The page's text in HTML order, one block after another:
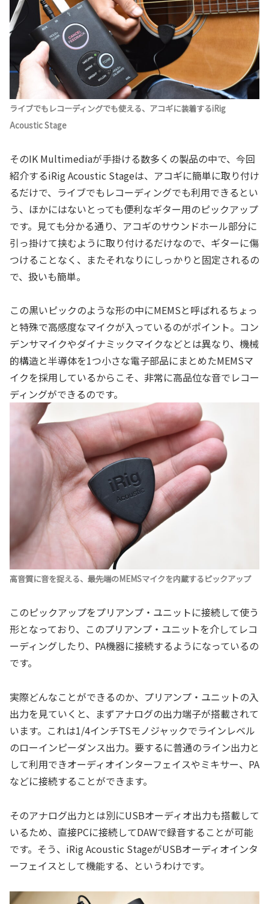
ライブでもレコーディングでも使える、アコギに装着するiRig
Acoustic Stage
そのIK Multimediaが手掛ける数多くの製品の中で、今回
紹介するiRig Acoustic Stageは、アコギに簡単に取り付け
るだけで、ライブでもレコーディングでも利用できるとい
う、ほかにはないとっても便利なギター用のピックアップ
です。見ても分かる通り、アコギのサウンドホール部分に
引っ掛けて挟むように取り付けるだけなので、ギターに傷
つけることなく、またそれなりにしっかりと固定されるの
で、扱いも簡単。
この黒いピックのような形の中にMEMSと呼ばれるちょっ
と特殊で高感度なマイクが入っているのがポイント。コン
デンサマイクやダイナミックマイクなどとは異なり、機械
的構造と半導体を1つ小さな電子部品にまとめたMEMSマ
イクを採用しているからこそ、非常に高品位な音でレコー
ディングができるのです。
高音質に音を捉える、最先端のMEMSマイクを内蔵するピックアップ
このピックアップをプリアンプ・ユニットに接続して使う
形となっており、このプリアンプ・ユニットを介してレコ
ーディングしたり、PA機器に接続するようになっているの
です。
実際どんなことができるのか、プリアンプ・ユニットの入
出力を見ていくと、まずアナログの出力端子が搭載されて
います。これは1/4インチTSモノジャックでラインレベル
のローインピーダンス出力。要するに普通のライン出力と
して利用できオーディオインターフェイスやミキサー、PA
などに接続することができます。
そのアナログ出力とは別にUSBオーディオ出力も搭載して
いるため、直接PCに接続してDAWで録音することが可能
です。そう、iRig Acoustic StageがUSBオーディオインタ
ーフェイスとして機能する、というわけです。